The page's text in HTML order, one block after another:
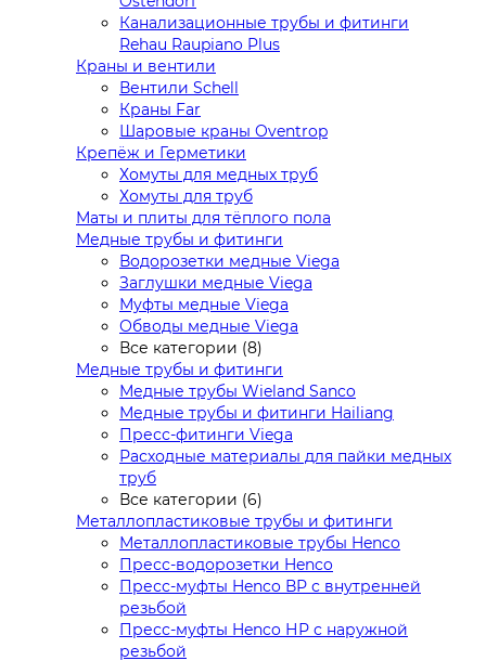
Канализационные трубы и фитинги
Rehau Raupiano Plus
Краны и вентили
Вентили Schell
Краны Far
Шаровые краны Oventrop
Крепёж и Герметики
Хомуты для медных труб
Хомуты для труб
Маты и плиты для тёплого пола
Медные трубы и фитинги
Водорозетки медные Viega
Заглушки медные Viega
Муфты медные Viega
Обводы медные Viega
Все категории (8)
Медные трубы и фитинги
Медные трубы Wieland Sanco
Медные трубы и фитинги Hailiang
Пресс-фитинги Viega
Расходные материалы для пайки медных
труб
Все категории (6)
Металлопластиковые трубы и фитинги
Металлопластиковые трубы Henco
Пресс-водорозетки Henco
Пресс-муфты Henco ВР с внутренней
резьбой
Пресс-муфты Henco НР с наружной
резьбой